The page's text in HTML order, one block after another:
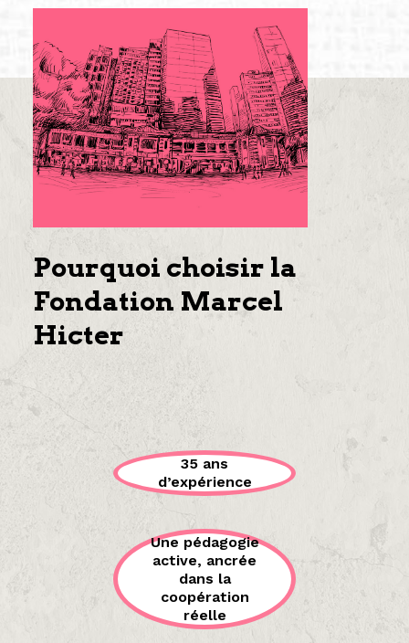
Pourquoi choisir la
Fondation Marcel
Hicter
35 ans
d’expérience
Une pédagogie
active, ancrée
dans la
coopération
réelle